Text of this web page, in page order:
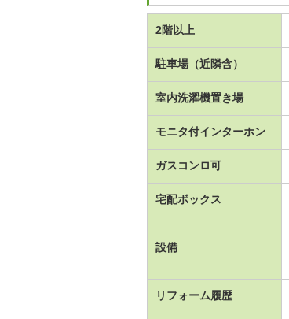
2階以上
駐車場（近隣含）
室内洗濯機置き場
モニタ付インターホン
ガスコンロ可
宅配ボックス
設備
リフォーム履歴